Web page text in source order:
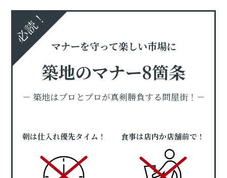
必読！
マナーを守って楽しい市場に
築地のマナー8箇条
－ 築地はプロとプロが真剣勝負する問屋街！－
朝は仕入れ優先タイム！ 食事は店内か店舗前で！